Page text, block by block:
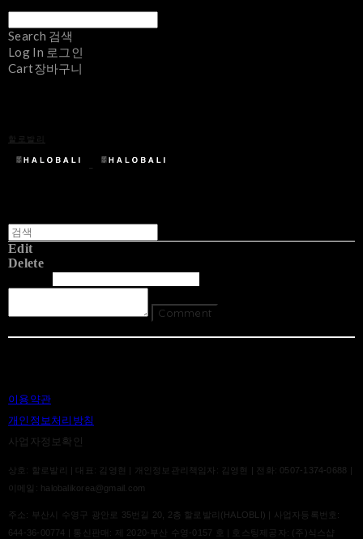
Search 검색
Log In 로그인
Cart장바구니
할로발리
Edit
Delete
Comment
이용약관
개인정보처리방침
사업자정보확인
상호: 할로발리 | 대표: 김영현 | 개인정보관리책임자: 김영현 | 전화: 0507-1374-0688 |
이메일: halobalikorea@gmail.com
주소: 부산시 수영구 광안로 35번길 20, 2층 할로발리(HALOBLI) | 사업자등록번호:
644-36-00774 | 통신판매: 제 2020-부산 수영-0157 호 | 호스팅제공자: (주)식스샵